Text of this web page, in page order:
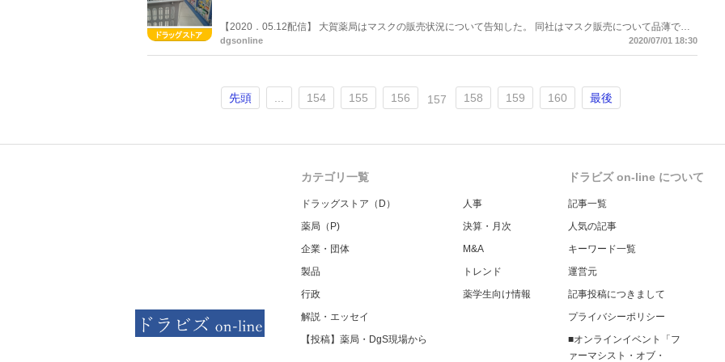
【2020．05.12配信】 大賀薬局はマスクの販売状況について告知した。 同社はマスク販売について品薄で迷
惑をかけていたことにお詫びするとともに、入荷の案内ができる状況になったとしている。入荷開始日は5月
dgsonline 2020/07/01 18:30
先頭 154 155 156 157 158 159 160 最後
カテゴリ一覧
ドラッグストア（D）
薬局（P)
企業・団体
製品
行政
解説・エッセイ
【投稿】薬局・DgS現場から
人事
決算・月次
M&A
トレンド
薬学生向け情報
ドラビズ on-line について
記事一覧
人気の記事
キーワード一覧
運営元
記事投稿につきまして
プライバシーポリシー
■オンラインイベント「フ
ァーマシスト・オブ・